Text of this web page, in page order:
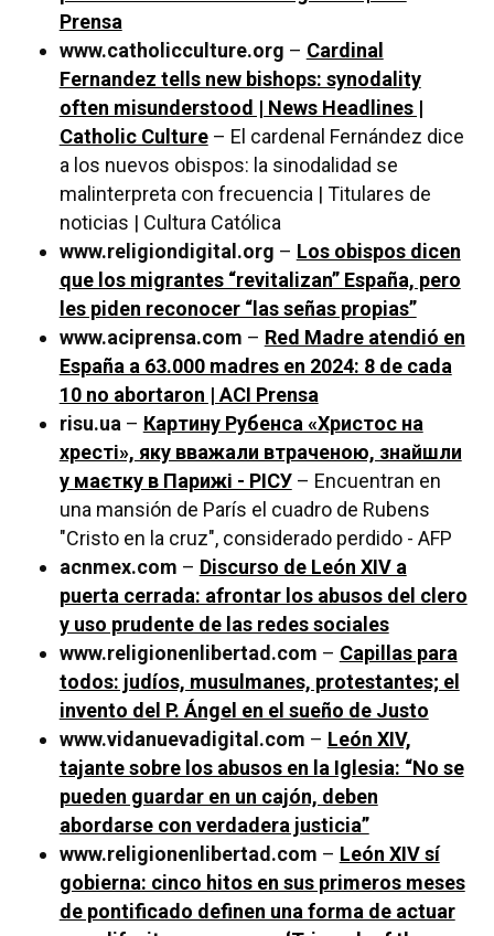
Prensa
www.catholicculture.org – Cardinal
Fernandez tells new bishops: synodality
often misunderstood | News Headlines |
Catholic Culture– El cardenal Fernández dice
a los nuevos obispos: la sinodalidad se
malinterpreta con frecuencia | Titulares de
noticias | Cultura Católica
www.religiondigital.org – Los obispos dicen
que los migrantes “revitalizan” España, pero
les piden reconocer “las señas propias”
www.aciprensa.com – Red Madre atendió en
España a 63.000 madres en 2024: 8 de cada
10 no abortaron | ACI Prensa
risu.ua – Картину Рубенса «Христос на
хресті», яку вважали втраченою, знайшли
у маєтку в Парижі - РІСУ– Encuentran en
una mansión de París el cuadro de Rubens
"Cristo en la cruz", considerado perdido - AFP
acnmex.com – Discurso de León XIV a
puerta cerrada: afrontar los abusos del clero
y uso prudente de las redes sociales
www.religionenlibertad.com – Capillas para
todos: judíos, musulmanes, protestantes; el
invento del P. Ángel en el sueño de Justo
www.vidanuevadigital.com – León XIV,
tajante sobre los abusos en la Iglesia: “No se
pueden guardar en un cajón, deben
abordarse con verdadera justicia”
www.religionenlibertad.com – León XIV sí
gobierna: cinco hitos en sus primeros meses
de pontificado definen una forma de actuar